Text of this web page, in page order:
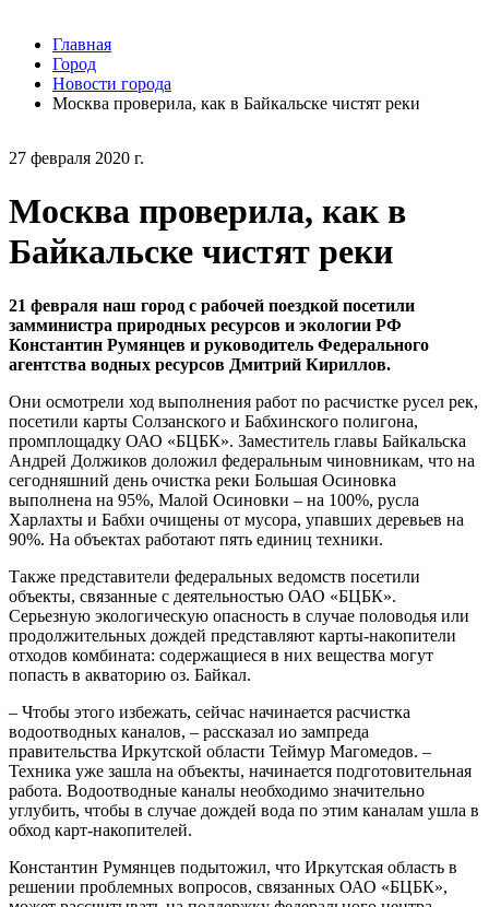
27 февраля 2020 г.
Москва проверила, как в
Байкальске чистят реки
21 февраля наш город с рабочей поездкой посетили
замминистра природных ресурсов и экологии РФ
Константин Румянцев и руководитель Федерального
агентства водных ресурсов Дмитрий Кириллов.
Они осмотрели ход выполнения работ по расчистке русел рек,
посетили карты Солзанского и Бабхинского полигона,
промплощадку ОАО «БЦБК». Заместитель главы Байкальска
Андрей Должиков доложил федеральным чиновникам, что на
сегодняшний день очистка реки Большая Осиновка
выполнена на 95%, Малой Осиновки – на 100%, русла
Харлахты и Бабхи очищены от мусора, упавших деревьев на
90%. На объектах работают пять единиц техники.
Также представители федеральных ведомств посетили
объекты, связанные с деятельностью ОАО «БЦБК».
Серьезную экологическую опасность в случае половодья или
продолжительных дождей представляют карты-накопители
отходов комбината: содержащиеся в них вещества могут
попасть в акваторию оз. Байкал.
– Чтобы этого избежать, сейчас начинается расчистка
водоотводных каналов, – рассказал ио зампреда
правительства Иркутской области Теймур Магомедов. –
Техника уже зашла на объекты, начинается подготовительная
работа. Водоотводные каналы необходимо значительно
углубить, чтобы в случае дождей вода по этим каналам ушла в
обход карт-накопителей.
Константин Румянцев подытожил, что Иркутская область в
решении проблемных вопросов, связанных ОАО «БЦБК»,
Главная
Город
Новости города
Москва проверила, как в Байкальске чистят реки